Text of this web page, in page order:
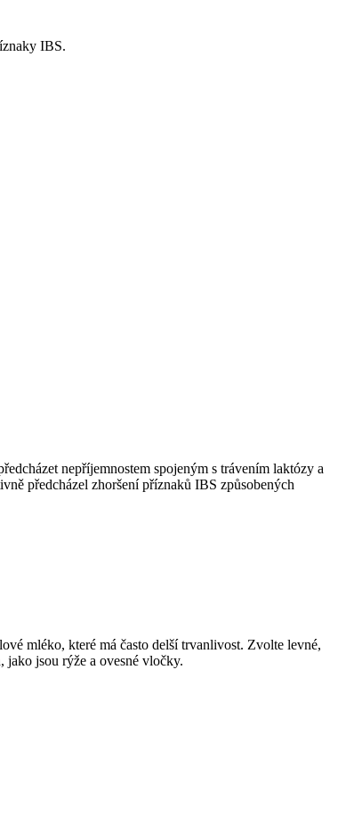
IBS.
nepříjemnostem spojeným s trávením laktózy a
předcházel zhoršení příznaků IBS způsobených
mléko, které má často delší trvanlivost. Zvolte levné,
jsou rýže a ovesné vločky.